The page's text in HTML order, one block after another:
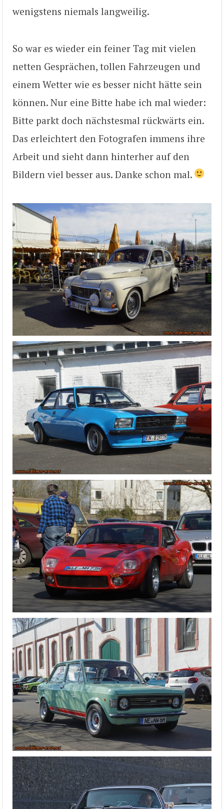
wenigstens niemals langweilig.
So war es wieder ein feiner Tag mit vielen
netten Gesprächen, tollen Fahrzeugen und
einem Wetter wie es besser nicht hätte sein
können. Nur eine Bitte habe ich mal wieder:
Bitte parkt doch nächstesmal rückwärts ein.
Das erleichtert den Fotografen immens ihre
Arbeit und sieht dann hinterher auf den
Bildern viel besser aus. Danke schon mal.